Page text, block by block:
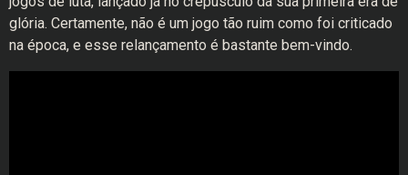
glória. Certamente, não é um jogo tão ruim como foi criticado
na época, e esse relançamento é bastante bem-vindo.